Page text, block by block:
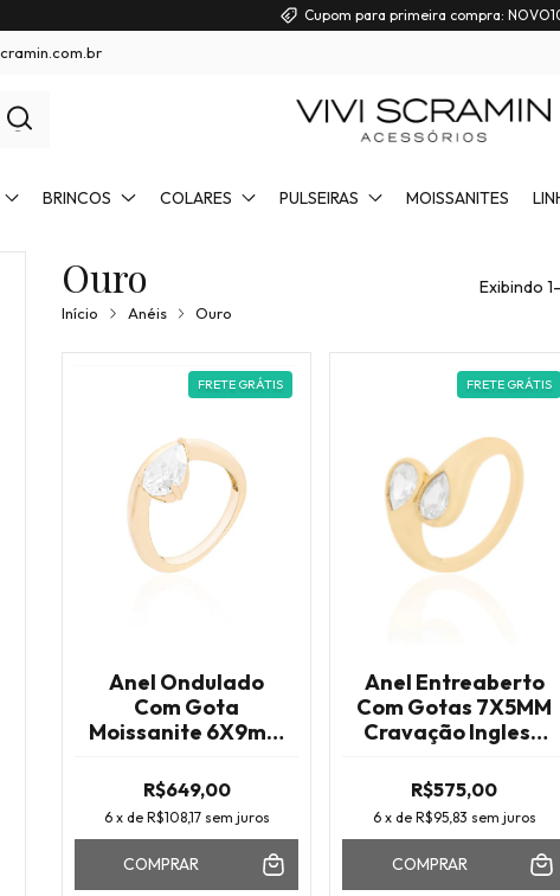
BRINCOS COLARES PULSEIRAS MOISSANITES
Ouro
Início Anéis Ouro
Exibindo
FRETE GRÁTIS
Anel Ondulado
Com Gota
Moissanite 6X9mm
R$649,00
6 x de R$108,17 sem juros
COMPRAR
FRETE GRÁTIS
Anel Entreaberto
Com Gotas 7X5MM
Cravação Inglesa
R$575,00
6 x de R$95,83 sem juros
COMPRAR